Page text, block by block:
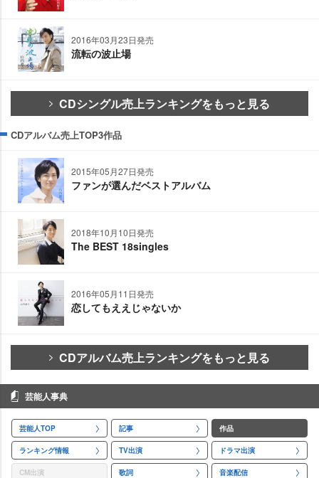
2016年03月23日発売
流転の波止場
CDシングル売上ランキングをもっと見る
CDアルバム売上TOP3作品
2015年05月27日発売
ファンが選んだベストアルバム
2018年10月10日発売
The BEST 18singles
2016年05月11日発売
恋してもええじゃないか
CDアルバム売上ランキングをもっと見る
芸能人事典
芸能人TOP 記事 作品
ランキング情報 TV出演 ドラマ出演
CM出演 歌詞 音楽配信